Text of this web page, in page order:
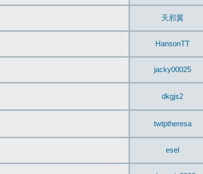
天邪翼
HansonTT
jacky00025
dkgjs2
twtptheresa
esel